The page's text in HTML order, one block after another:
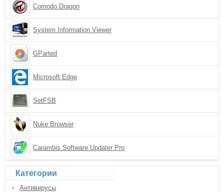
Comodo Dragon
System Information Viewer
GParted
Microsoft Edge
SetFSB
Nuke Browser
Carambis Software Updater Pro
Категории
Антивирусы